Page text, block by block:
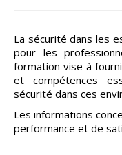
La sécurité dans les
pour les
formation vise à
et compétences
sécurité dans ces
Les informations
performance et de